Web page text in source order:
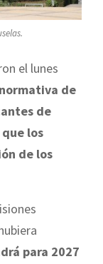
el lunes
de
de
los
de los
para 2027